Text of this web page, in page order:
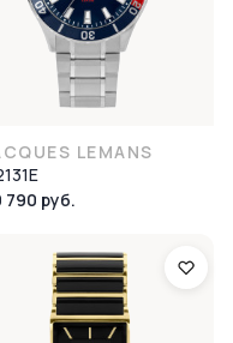
LEMANS
790 руб.